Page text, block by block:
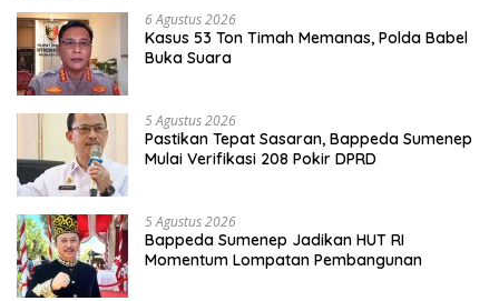
6 Agustus 2026
Kasus 53 Ton Timah Memanas, Polda Babel
Buka Suara
5 Agustus 2026
Pastikan Tepat Sasaran, Bappeda Sumenep
Mulai Verifikasi 208 Pokir DPRD
5 Agustus 2026
Bappeda Sumenep Jadikan HUT RI
Momentum Lompatan Pembangunan